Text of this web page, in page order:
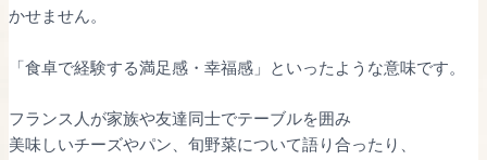
かせません。
「食卓で経験する満足感・幸福感」といったような意味です。
フランス人が家族や友達同士でテーブルを囲み
美味しいチーズやパン、旬野菜について語り合ったり、